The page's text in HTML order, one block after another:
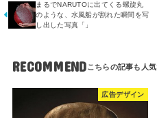
まるでNARUTOに出てくる螺旋丸
のような、水風船が割れた瞬間を写
し出した写真「」
RECOMMEND
広告デザイン